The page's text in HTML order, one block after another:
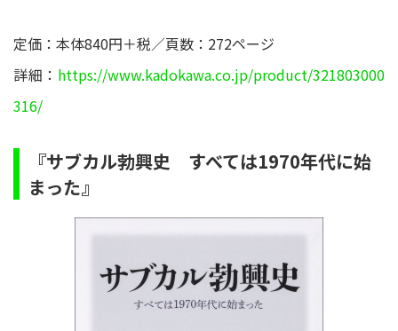
定価：本体840円＋税／頁数：272ページ
詳細： https://www.kadokawa.co.jp/product/321803000
316/
『サブカル勃興史 すべては1970年代に始
まった』